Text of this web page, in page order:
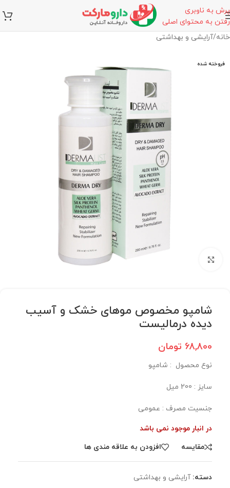
پرش به ناوبری
رفتن به محتوای اصلی
خانه/آرایشی و بهداشتی
فروخته شده
شامپو مخصوص موهای خشک و آسیب
دیده درمالیست
68,800 تومان
نوع محصول : شامپو
سایز : 200 میل
جنسیت مصرف : عمومی
در انبار موجود نمی باشد
مقایسه
افزودن به علاقه مندی ها
دسته: آرایشی و بهداشتی